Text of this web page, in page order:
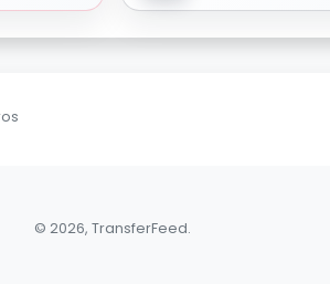
© 2026, TransferFeed.